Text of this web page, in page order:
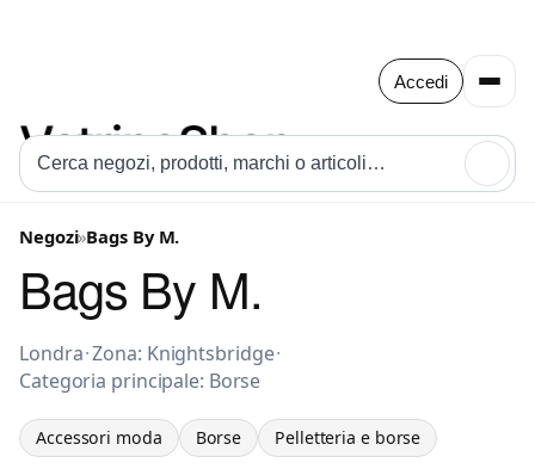
Accedi
Negozi»Bags By M.
Bags By M.
Accessori moda a Londra
Londra·Zona: Knightsbridge·
Categoria principale: Borse
Accessori moda Borse Pelletteria e borse